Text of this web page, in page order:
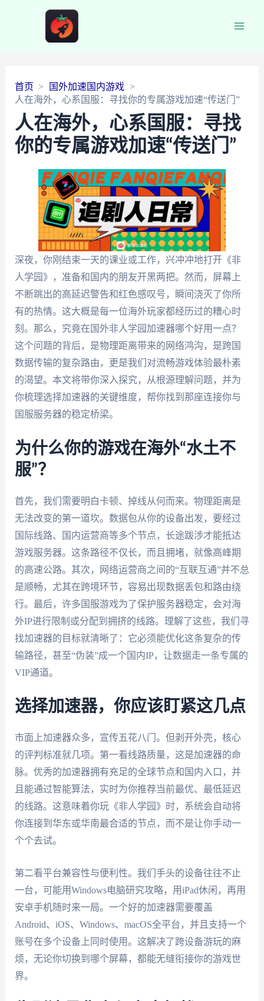
首页
国外加速国内游戏
人在海外，心系国服：寻找你的专属游戏加速“传送门”
人在海外，心系国服：寻找
你的专属游戏加速“传送门”
深夜，你刚结束一天的课业或工作，兴冲冲地打开《非
人学园》，准备和国内的朋友开黑两把。然而，屏幕上
不断跳出的高延迟警告和红色感叹号，瞬间浇灭了你所
有的热情。这大概是每一位海外玩家都经历过的糟心时
刻。那么，究竟在国外非人学园加速器哪个好用一点？
这个问题的背后，是物理距离带来的网络鸿沟，是跨国
数据传输的复杂路由，更是我们对流畅游戏体验最朴素
的渴望。本文将带你深入探究，从根源理解问题，并为
你梳理选择加速器的关键维度，帮你找到那座连接你与
国服服务器的稳定桥梁。
为什么你的游戏在海外“水土不
服”？
首先，我们需要明白卡顿、掉线从何而来。物理距离是
无法改变的第一道坎。数据包从你的设备出发，要经过
国际线路、国内运营商等多个节点，长途跋涉才能抵达
游戏服务器。这条路径不仅长，而且拥堵，就像高峰期
的高速公路。其次，网络运营商之间的“互联互通”并不总
是顺畅，尤其在跨境环节，容易出现数据丢包和路由绕
行。最后，许多国服游戏为了保护服务器稳定，会对海
外IP进行限制或分配到拥挤的线路。理解了这些，我们寻
找加速器的目标就清晰了：它必须能优化这条复杂的传
输路径，甚至“伪装”成一个国内IP，让数据走一条专属的
VIP通道。
选择加速器，你应该盯紧这几点
市面上加速器众多，宣传五花八门。但剥开外壳，核心
的评判标准就几项。第一看线路质量，这是加速器的命
脉。优秀的加速器拥有充足的全球节点和国内入口，并
且能通过智能算法，实时为你推荐当前最优、最低延迟
的线路。这意味着你玩《非人学园》时，系统会自动将
你连接到华东或华南最合适的节点，而不是让你手动一
个个去试。
第二看平台兼容性与便利性。我们手头的设备往往不止
一台，可能用Windows电脑研究攻略，用iPad休闲，再用
安卓手机随时来一局。一个好的加速器需要覆盖
Android、iOS、Windows、macOS全平台，并且支持一个
账号在多个设备上同时使用。这解决了跨设备游玩的麻
烦，无论你切换到哪个屏幕，都能无缝衔接你的游戏世
界。